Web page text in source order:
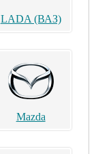
LADA (ВАЗ)
Mazda